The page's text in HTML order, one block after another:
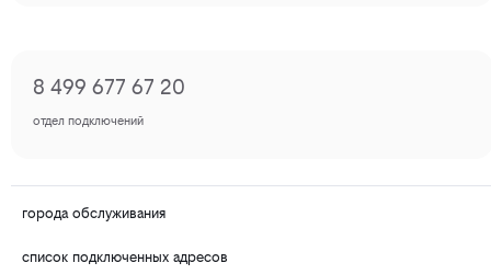
8 499 677 67 20
отдел подключений
города обслуживания
список подключенных адресов